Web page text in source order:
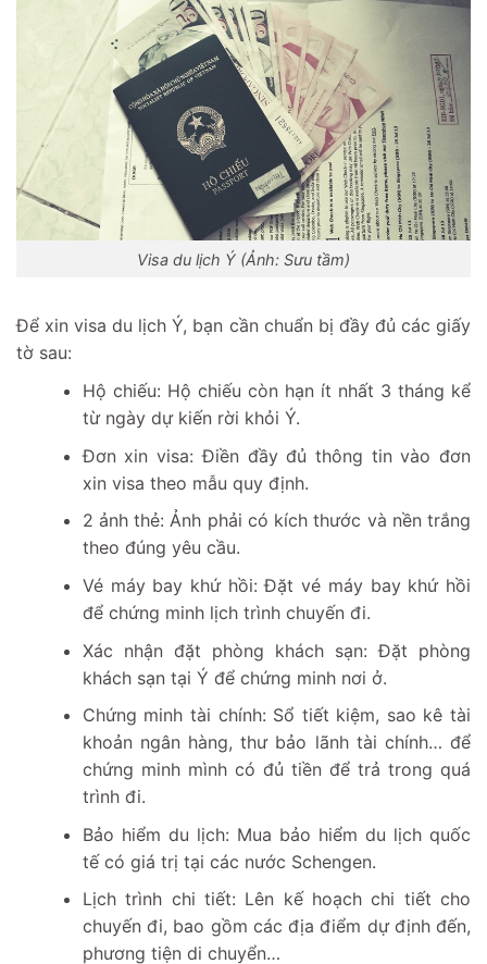
Visa du lịch Ý (Ảnh: Sưu tầm)
Để xin visa du lịch Ý, bạn cần chuẩn bị đầy đủ các giấy
tờ sau:
Hộ chiếu: Hộ chiếu còn hạn ít nhất 3 tháng kể
từ ngày dự kiến rời khỏi Ý.
Đơn xin visa: Điền đầy đủ thông tin vào đơn
xin visa theo mẫu quy định.
2 ảnh thẻ: Ảnh phải có kích thước và nền trắng
theo đúng yêu cầu.
Vé máy bay khứ hồi: Đặt vé máy bay khứ hồi
để chứng minh lịch trình chuyến đi.
Xác nhận đặt phòng khách sạn: Đặt phòng
khách sạn tại Ý để chứng minh nơi ở.
Chứng minh tài chính: Sổ tiết kiệm, sao kê tài
khoản ngân hàng, thư bảo lãnh tài chính… để
chứng minh mình có đủ tiền để trả trong quá
trình đi.
Bảo hiểm du lịch: Mua bảo hiểm du lịch quốc
tế có giá trị tại các nước Schengen.
Lịch trình chi tiết: Lên kế hoạch chi tiết cho
chuyến đi, bao gồm các địa điểm dự định đến,
phương tiện di chuyển…